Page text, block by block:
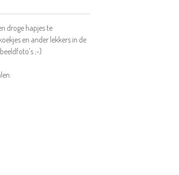
droge hapjes te
en ander lekkers in de
;-)